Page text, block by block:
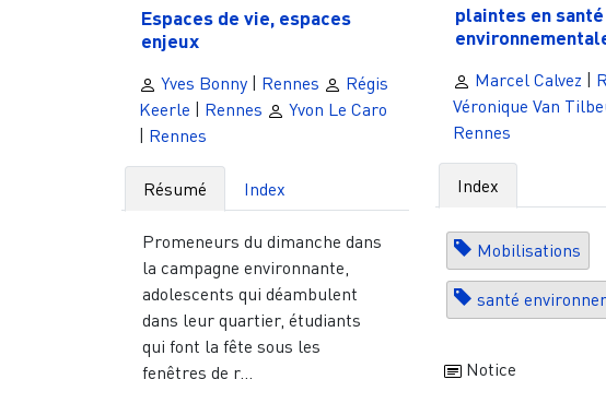
Espaces de vie, espaces
enjeux
Yves Bonny Rennes
Régis
Keerle
Rennes
Yvon Le Caro
Rennes
Résumé Index
Promeneurs du dimanche dans
la campagne environnante,
adolescents qui déambulent
dans leur quartier, étudiants
qui font la fête sous les
fenêtres de r...
plaintes en santé
Marcel Calvez
Véronique Van
Rennes
Index
Mobilisations
santé
Notice